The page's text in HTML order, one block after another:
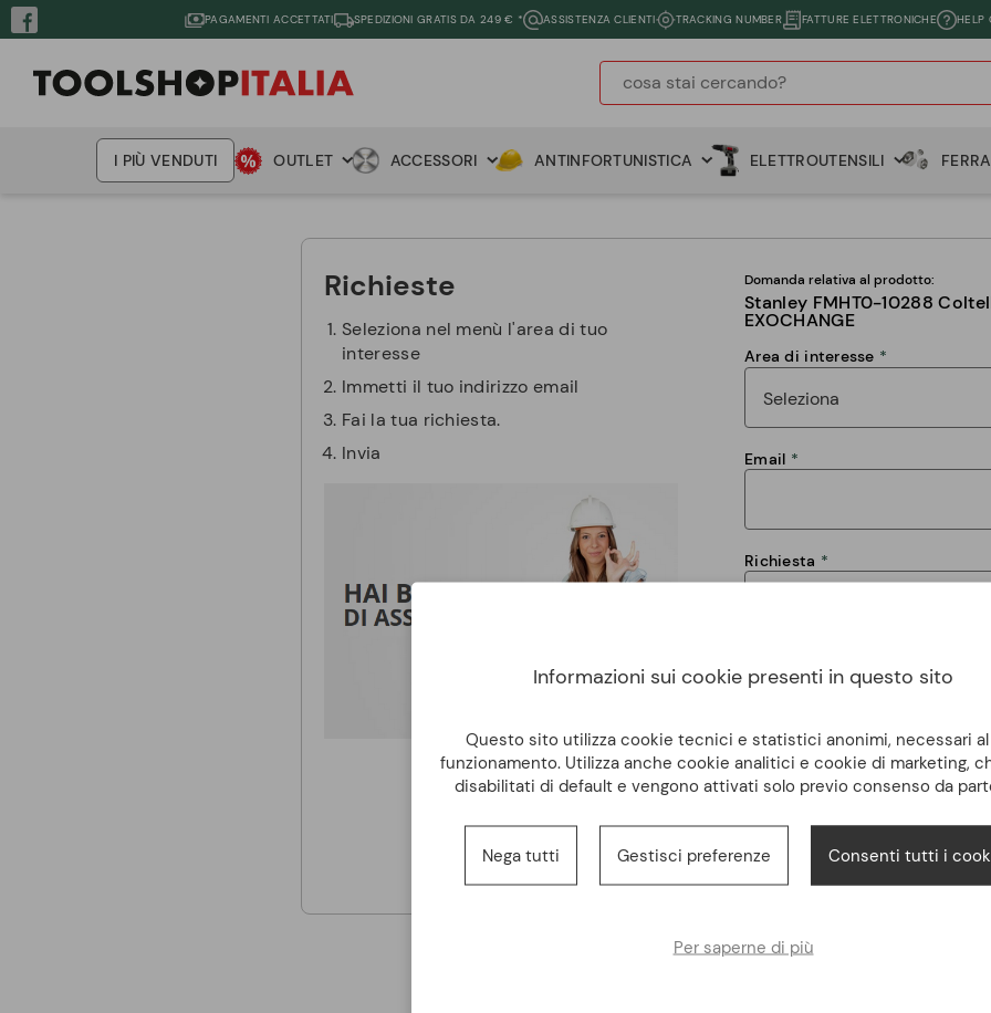
PAGAMENTI ACCETTATI SPEDIZIONI GRATIS DA 249 € * ASSISTENZA CLIENTI TRACKING NUMBER FATTURE ELETTRONICHE HELP
I PIÙ VENDUTI OUTLET ACCESSORI ANTINFORTUNISTICA ELETTROUTENSILI
Richieste
Seleziona nel menù l'area di tuo
interesse
Immetti il tuo indirizzo email
Fai la tua richiesta.
Invia
Domanda relativa al prodotto:
Stanley FMHT0-10288
EXOCHANGE
Area di interesse
Email
Richiesta
Dichiaro di avere letto e di
trattamento dei dati personali
INVIA
Informazioni sui cookie presenti in questo sito
Questo sito utilizza cookie tecnici e statistici anonimi, necessari
funzionamento. Utilizza anche cookie analitici e cookie di marketing,
disabilitati di default e vengono attivati solo previo consenso da
Nega tutti Gestisci preferenze Consenti tutti i
Per saperne di più